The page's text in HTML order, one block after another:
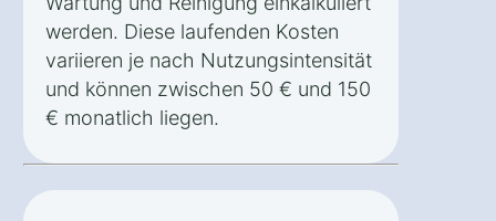
werden. Diese laufenden Kosten
variieren je nach Nutzungsintensität
und können zwischen 50 € und 150
€ monatlich liegen.